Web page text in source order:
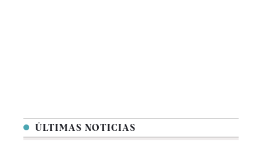
ÚLTIMAS NOTICIAS